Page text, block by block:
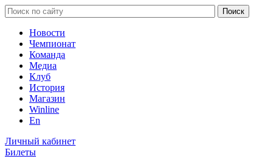
Новости
Чемпионат
Команда
Медиа
Клуб
История
Магазин
Winline
En
Личный кабинет
Билеты